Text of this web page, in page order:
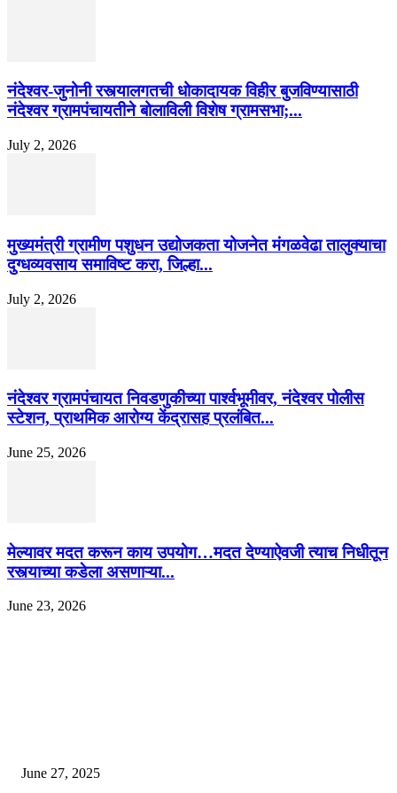
नंदेश्वर-जुनोनी रस्त्यालगतची धोकादायक विहीर बुजविण्यासाठी
नंदेश्वर ग्रामपंचायतीने बोलाविली विशेष ग्रामसभा;...
July 2, 2026
मुख्यमंत्री ग्रामीण पशुधन उद्योजकता योजनेत मंगळवेढा तालुक्याचा
दुग्धव्यवसाय समाविष्ट करा, जिल्हा...
July 2, 2026
नंदेश्वर ग्रामपंचायत निवडणुकीच्या पार्श्वभूमीवर, नंदेश्वर पोलीस
स्टेशन, प्राथमिक आरोग्य केंद्रासह प्रलंबित...
June 25, 2026
मेल्यावर मदत करून काय उपयोग…मदत देण्याऐवजी त्याच निधीतून
रस्त्याच्या कडेला असणाऱ्या...
June 23, 2026
June 27, 2025